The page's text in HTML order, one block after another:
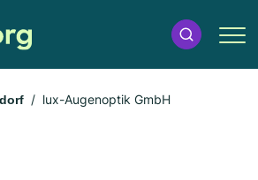
lux-Augenoptik GmbH